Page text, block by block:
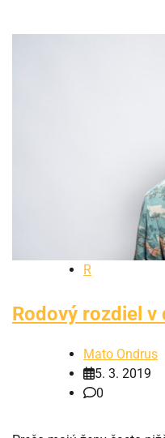
R
Rodový rozdiel v
Mato Ondrus
5. 3. 2019
0